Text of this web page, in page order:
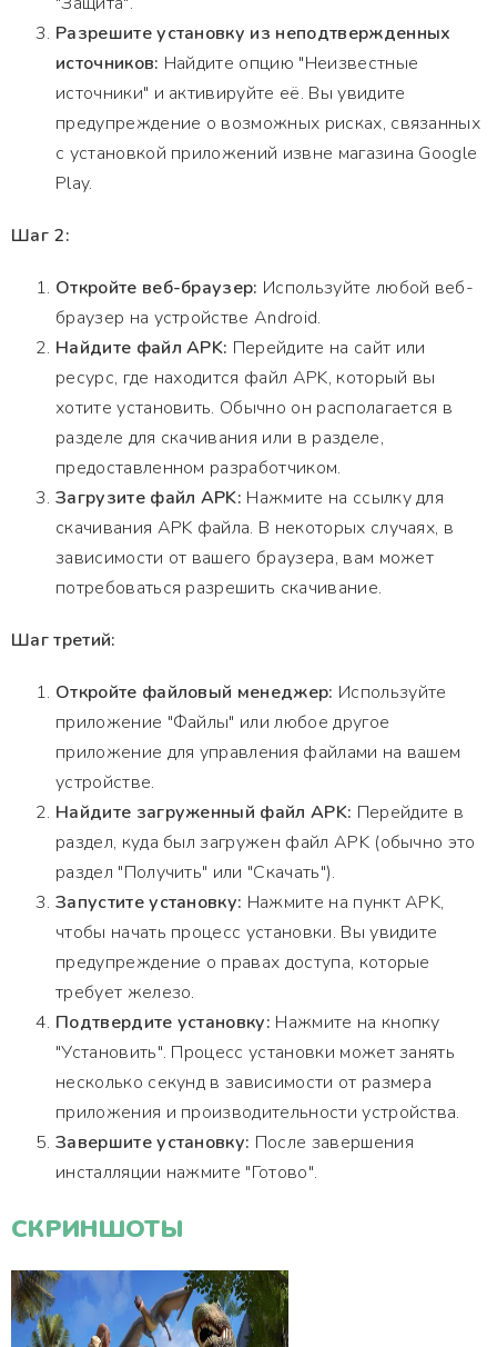
Разрешите установку из неподтвержденных
источников: Найдите опцию "Неизвестные
источники" и активируйте её. Вы увидите
предупреждение о возможных рисках, связанных
с установкой приложений извне магазина Google
Play.
Шаг 2:
Откройте веб-браузер: Используйте любой веб-
браузер на устройстве Android.
Найдите файл APK: Перейдите на сайт или
ресурс, где находится файл APK, который вы
хотите установить. Обычно он располагается в
разделе для скачивания или в разделе,
предоставленном разработчиком.
Загрузите файл APK: Нажмите на ссылку для
скачивания APK файла. В некоторых случаях, в
зависимости от вашего браузера, вам может
потребоваться разрешить скачивание.
Шаг третий:
Откройте файловый менеджер: Используйте
приложение "Файлы" или любое другое
приложение для управления файлами на вашем
устройстве.
Найдите загруженный файл APK: Перейдите в
раздел, куда был загружен файл APK (обычно это
раздел "Получить" или "Скачать").
Запустите установку: Нажмите на пункт APK,
чтобы начать процесс установки. Вы увидите
предупреждение о правах доступа, которые
требует железо.
Подтвердите установку: Нажмите на кнопку
"Установить". Процесс установки может занять
несколько секунд в зависимости от размера
приложения и производительности устройства.
Завершите установку: После завершения
инсталляции нажмите "Готово".
СКРИНШОТЫ